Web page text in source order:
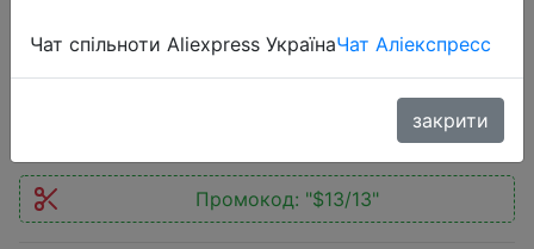
Промокод: "$13/13"
Чат спільноти Aliexpress УкраїнаЧат Аліекспресс
закрити